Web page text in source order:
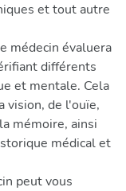
et tout autre
médecin évaluera
différents
et mentale. Cela
vision, de l'ouïe,
mémoire, ainsi
médical et
peut vous